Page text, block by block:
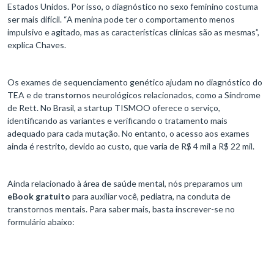
Estados Unidos. Por isso, o diagnóstico no sexo feminino costuma
ser mais difícil. “A menina pode ter o comportamento menos
impulsivo e agitado, mas as características clínicas são as mesmas”,
explica Chaves.
Os exames de sequenciamento genético ajudam no diagnóstico do
TEA e de transtornos neurológicos relacionados, como a Síndrome
de Rett. No Brasil, a startup TISMOO oferece o serviço,
identificando as variantes e verificando o tratamento mais
adequado para cada mutação. No entanto, o acesso aos exames
ainda é restrito, devido ao custo, que varia de R$ 4 mil a R$ 22 mil.
Ainda relacionado à área de saúde mental, nós preparamos um
eBook gratuito para auxiliar você, pediatra, na conduta de
transtornos mentais. Para saber mais, basta inscrever-se no
formulário abaixo: